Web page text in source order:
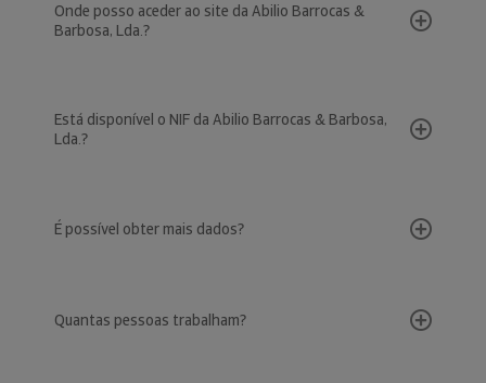
Onde posso aceder ao site da Abilio Barrocas &
Barbosa, Lda.?
Está disponível o NIF da Abilio Barrocas & Barbosa,
Lda.?
É possível obter mais dados?
Quantas pessoas trabalham?